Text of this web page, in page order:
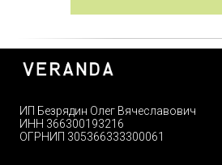
ИП Безрядин Олег Вячеславович
ИНН 366300193216
ОГРНИП 305366333300061